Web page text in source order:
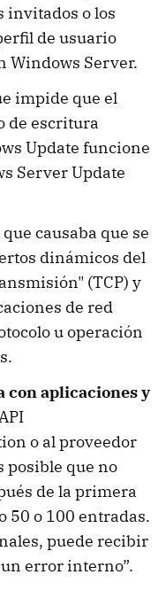
invitados o los
de usuario
Windows Server.
impide que el
de escritura
Update funcione
Server Update
causaba que se
dinámicos del
(TCP) y
de red
u operación
con aplicaciones y
o al proveedor
posible que no
de la primera
50 o 100 entradas.
puede recibir
error interno”.